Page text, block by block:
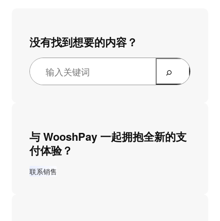
没有找到想要的内容？
与 WooshPay 一起拥抱全新的支
付体验？
联系销售